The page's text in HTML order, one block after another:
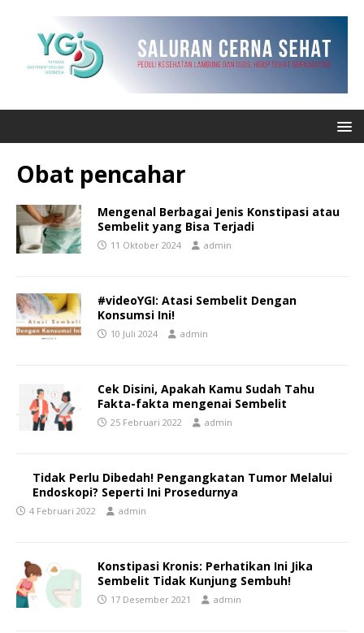
Obat pencahar
Mengenal Berbagai Jenis Konstipasi atau
Sembelit yang Bisa Terjadi
11 Oktober 2024 admin
#videoYGI: Atasi Sembelit Dengan
Konsumsi Ini!
10 Juli 2024 admin
Cek Disini, Apakah Kamu Sudah Tahu
Fakta-fakta mengenai Sembelit
25 Februari 2022 admin
Tidak Perlu Dibedah! Pengangkatan Tumor Melalui
Endoskopi? Seperti Ini Prosedurnya
4 Februari 2022 admin
Konstipasi Kronis: Perhatikan Ini Jika
Sembelit Tidak Kunjung Sembuh!
17 Desember 2021 admin